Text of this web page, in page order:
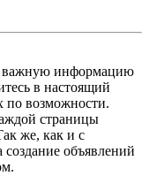
важную информацию
в настоящий
по возможности.
страницы
же, как и с
объявлений